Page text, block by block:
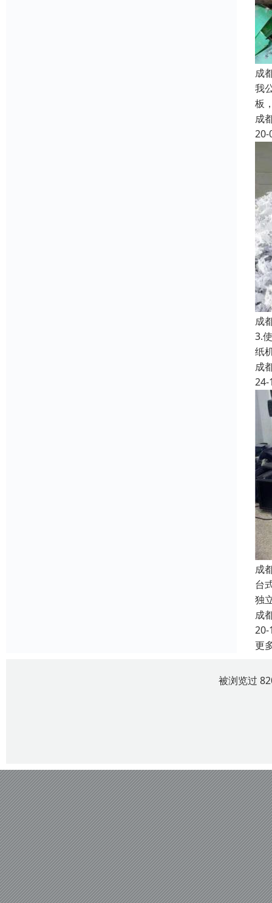
成
我
板
成
20-
成
3.
纸
成
24-
成
台
独
成
20-
更
被浏览过